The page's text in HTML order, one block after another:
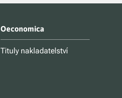
Oeconomica
Tituly nakladatelství